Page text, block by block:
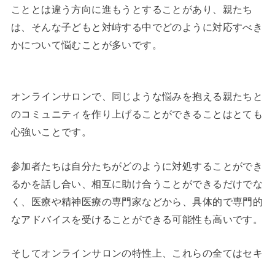
こととは違う方向に進もうとすることがあり、親たち
は、そんな子どもと対峙する中でどのように対応すべき
かについて悩むことが多いです。
オンラインサロンで、同じような悩みを抱える親たちと
のコミュニティを作り上げることができることはとても
心強いことです。
参加者たちは自分たちがどのように対処することができ
るかを話し合い、相互に助け合うことができるだけでな
く、医療や精神医療の専門家などから、具体的で専門的
なアドバイスを受けることができる可能性も高いです。
そしてオンラインサロンの特性上、これらの全てはセキ